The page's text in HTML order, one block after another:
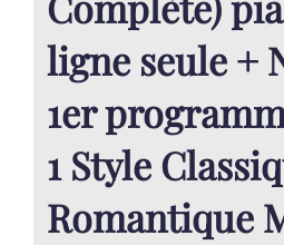
ligne seule +
1er
1 Style
Romantique